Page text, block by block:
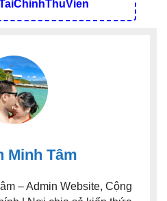
Minh Tâm
– Admin Website, Cộng